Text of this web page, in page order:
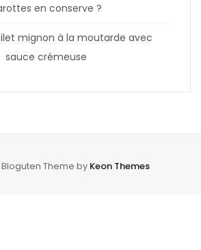
en conserve ?
mignon à la moutarde avec
sauce crémeuse
Theme by Keon Themes